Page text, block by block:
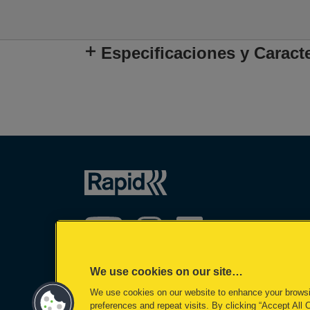
Especificaciones y
©2026 ACCO Brands
We use cookies on our site…
We use cookies on our website to enhance your
preferences and repeat visits. By clicking “Accept All